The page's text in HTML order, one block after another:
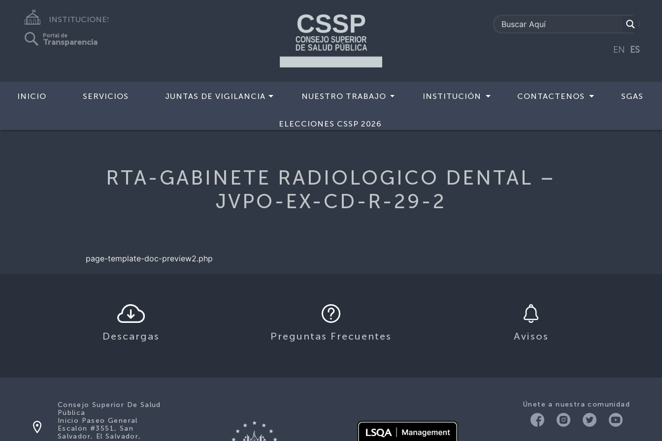
INSTITUCIONES
Portal de
Transparencia
EN ES
INICIO SERVICIOS JUNTAS DE VIGILANCIA NUESTRO TRABAJO INSTITUCIÓN CONTACTENOS SGAS
ELECCIONES CSSP 2026
FICHA-POSTREGISTRO-GREMIOODONTOLOGICO> RTA-GABINETE RADIOLOGICO DENTAL – JVPO-EX-CD-R-29-2
RTA-GABINETE RADIOLOGICO DENTAL –
JVPO-EX-CD-R-29-2
page-template-doc-preview2.php
Descargas Preguntas Frecuentes Avisos
Únete a nuestra comunidad
Consejo Superior De Salud
Pública
Inicio Paseo General
Escalón #3551, San
Salvador, El Salvador,